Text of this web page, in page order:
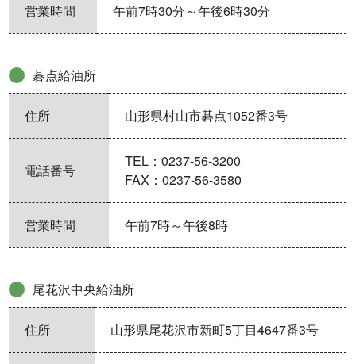
営業時間 午前7時30分～午後6時30分
碁点給油所
住所 山形県村山市碁点1052番3号
電話番号
TEL：0237-56-3200
FAX：0237-56-3580
営業時間 午前7時～午後8時
尾花沢中央給油所
住所 山形県尾花沢市新町5丁目4647番3号